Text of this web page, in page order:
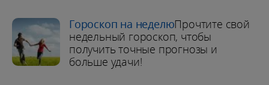
Гороскоп на неделюПрочтите свой
недельный гороскоп, чтобы
получить точные прогнозы и
больше удачи!